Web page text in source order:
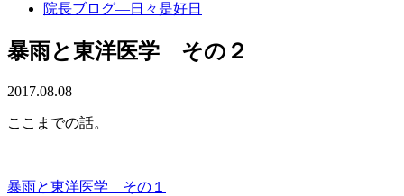
院長ブログ―日々是好日
暴雨と東洋医学 その２
2017.08.08
ここまでの話。
暴雨と東洋医学 その１